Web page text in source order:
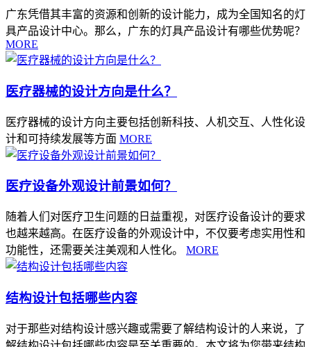
广东凭借其丰富的资源和创新的设计能力，成为全国知名的灯
具产品设计中心。那么，广东的灯具产品设计有哪些优势呢？
MORE
医疗器械的设计方向是什么？
医疗器械的设计方向主要包括创新科技、人机交互、人性化设
计和可持续发展等方面 MORE
医疗设备外观设计前景如何？
随着人们对医疗卫生问题的日益重视，对医疗设备设计的要求
也越来越高。在医疗设备的外观设计中，不仅要考虑实用性和
功能性，还需要关注美观和人性化。
MORE
结构设计包括哪些内容
对于那些对结构设计感兴趣或需要了解结构设计的人来说，了